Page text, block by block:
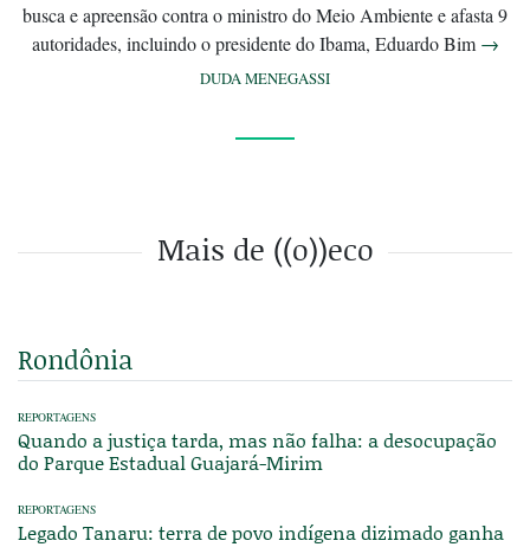
busca e apreensão contra o ministro do Meio Ambiente e afasta 9
autoridades, incluindo o presidente do Ibama, Eduardo Bim →
DUDA MENEGASSI
Mais de ((o))eco
Rondônia
REPORTAGENS
Quando a justiça tarda, mas não falha: a desocupação
do Parque Estadual Guajará-Mirim
REPORTAGENS
Legado Tanaru: terra de povo indígena dizimado ganha